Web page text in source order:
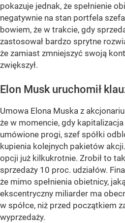
pokazuje jednak, że spełnienie
negatywnie na stan portfela
bowiem, że w trakcie, gdy
zastosował bardzo sprytne
że zamiast zmniejszyć swoją
zwiększył.
Elon Musk uruchomił
Umowa Elona Muska z
że w momencie, gdy
umówione progi, szef spółki
kupienia kolejnych pakietów
opcji już kilkukrotnie. Zrobił to
sprzedaży 10 proc. udziałów.
że mimo spełnienia obietnicy,
ekscentryczny miliarder ma
w spółce, niż przed początkiem
wyprzedaży.